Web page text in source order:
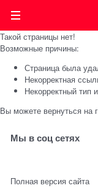
Такой страницы нет!
Возможные причины:
Страница была
Некорректная
Некорректный тип
Вы можете вернуться на
Мы в соц сетях
Полная версия сайта